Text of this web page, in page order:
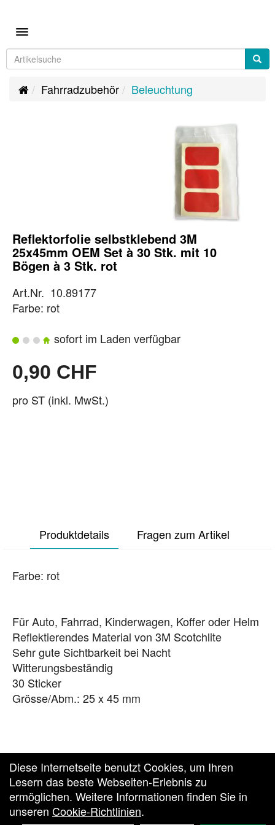
Toggle navigation
Fahrradzubehör Beleuchtung
Reflektorfolie selbstklebend 3M
25x45mm OEM Set à 30 Stk. mit 10
Bögen à 3 Stk. rot
Art.Nr. 10.89177
Farbe: rot
sofort im Laden verfügbar
0,90 CHF
pro ST (inkl. MwSt.)
Produktdetails Fragen zum Artikel
Farbe: rot
Für Auto, Fahrrad, Kinderwagen, Koffer oder Helm
Reflektierendes Material von 3M Scotchlite
Sehr gute Sichtbarkeit bei Nacht
Witterungsbeständig
30 Sticker
Grösse/Abm.: 25 x 45 mm
Diese Internetseite benutzt Cookies, um Ihren
Lesern das beste Webseiten-Erlebnis zu
ermöglichen. Weitere Informationen finden Sie in
unseren Cookie-Richtlinien.